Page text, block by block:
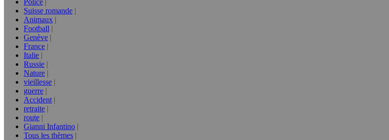
Police
Suisse romande
Animaux
Football
Genève
France
Italie
Russie
Nature
vieillesse
guerre
Accident
retraite
route
Gianni Infantino
Tous les thèmes